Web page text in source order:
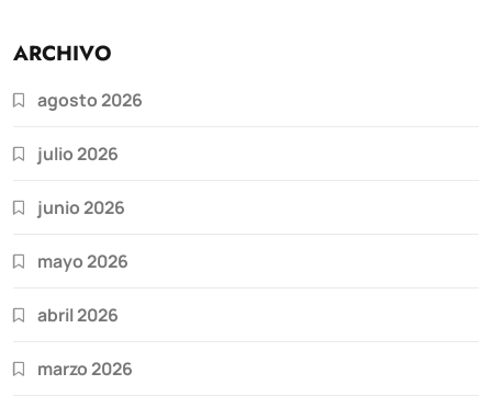
ARCHIVO
agosto 2026
julio 2026
junio 2026
mayo 2026
abril 2026
marzo 2026